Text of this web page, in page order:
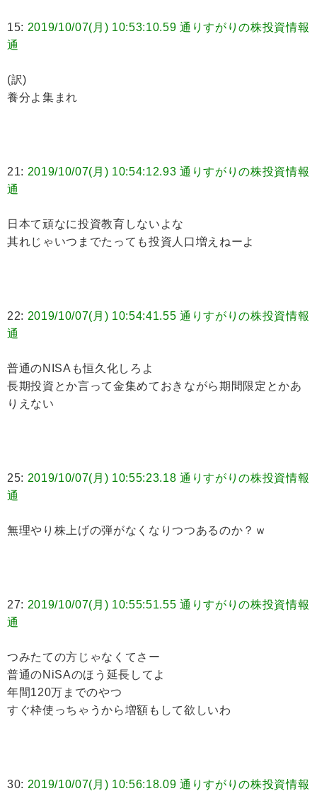
15: 2019/10/07(月) 10:53:10.59 通りすがりの株投資情報
通
(訳)
養分よ集まれ
21: 2019/10/07(月) 10:54:12.93 通りすがりの株投資情報
通
日本て頑なに投資教育しないよな
其れじゃいつまでたっても投資人口増えねーよ
22: 2019/10/07(月) 10:54:41.55 通りすがりの株投資情報
通
普通のNISAも恒久化しろよ
長期投資とか言って金集めておきながら期間限定とかあ
りえない
25: 2019/10/07(月) 10:55:23.18 通りすがりの株投資情報
通
無理やり株上げの弾がなくなりつつあるのか？ｗ
27: 2019/10/07(月) 10:55:51.55 通りすがりの株投資情報
通
つみたての方じゃなくてさー
普通のNiSAのほう延長してよ
年間120万までのやつ
すぐ枠使っちゃうから増額もして欲しいわ
30: 2019/10/07(月) 10:56:18.09 通りすがりの株投資情報